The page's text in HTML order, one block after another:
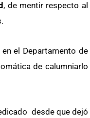
, de mentir respecto al
el Departamento de
de calumniarlo
desde que dejó